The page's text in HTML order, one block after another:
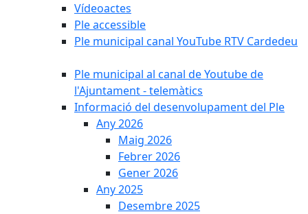
Vídeoactes
Ple accessible
Ple municipal canal YouTube RTV Cardedeu
Ple municipal al canal de Youtube de
l'Ajuntament - telemàtics
Informació del desenvolupament del Ple
Any 2026
Maig 2026
Febrer 2026
Gener 2026
Any 2025
Desembre 2025